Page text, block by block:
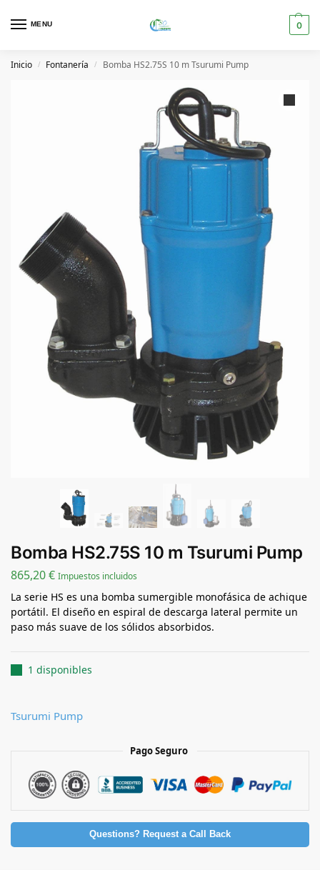
MENU 0
Inicio / Fontanería / Bomba HS2.75S 10 m Tsurumi Pump
Bomba HS2.75S 10 m Tsurumi Pump
865,20€ Impuestos incluidos
La serie HS es una bomba sumergible monofásica de achique
portátil. El diseño en espiral de descarga lateral permite un
paso más suave de los sólidos absorbidos.
1 disponibles
Tsurumi Pump
Pago Seguro
Questions? Request a Call Back